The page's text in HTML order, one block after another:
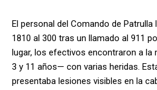
El personal del Comando de
1810 al 300 tras un llamado al 911
lugar, los efectivos encontraron a la
3 y 11 años— con varias heridas.
presentaba lesiones visibles en la